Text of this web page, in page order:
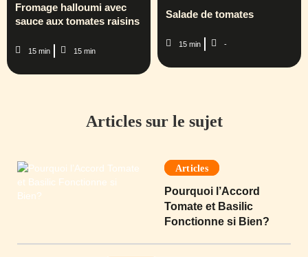
Fromage halloumi avec
sauce aux tomates raisins
15 min 15 min
Salade de tomates
15 min -
Articles sur le sujet
Articles
Pourquoi l’Accord
Tomate et Basilic
Fonctionne si Bien?